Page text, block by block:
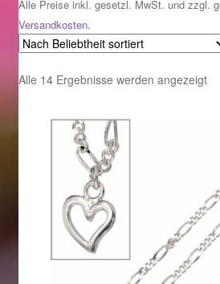
Geschenke zu Ostern 2023
Geschenke zu Ostern 2024
Geschenkideen für Weihnachten
Geschenkideen für Weihnachten
Geschenkideen für Weihnachten
Geschenkideen für Weihnachten
Alle Preise inkl. gesetzl. MwSt. und zzgl.
Versandkosten.
Alle 14 Ergebnisse werden angezeigt